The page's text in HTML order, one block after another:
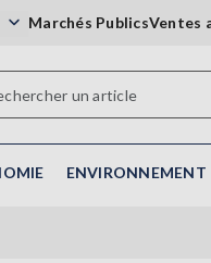
Marchés PublicsVentes
ENVIRONNEMENT